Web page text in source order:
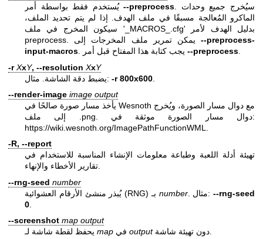
يُستخدم فقط بواسطة أمر--preprocess. سيُخرج جميع وحدات
الماكرو المُعالجة مسبقًا في ملف الهدف. إذا لم يتم تحديد الملف،
سيكون المخرج في ملف '_MACROS_.cfg' بدليل الهدف لأمر
preprocess. يمكن تمرير ملف المخرجات إلى--preprocess-
input-macros
--preprocess.
-rXxY, --resolution XxY
يضبط دقة الشاشة. مثال: -r 800x600
--render-image image output
يأخذ مسار صورة صالحًا في Wesnoth مع دوال مسار الصورة، ويُخرج
إلى ملف .png. دوال مسار الصورة موثقة في:
https://wiki.wesnoth.org/ImagePathFunctionWML
-R, --report
تهيئة أدلة اللعبة وطباعة معلومات الإنشاء المناسبة للاستخدام في
تقارير الأخطاء والإنهاء.
--rng-seed number
number . مثال: --rng-seed
0
--screenshot map output
map output
دون تهيئة شاشة.